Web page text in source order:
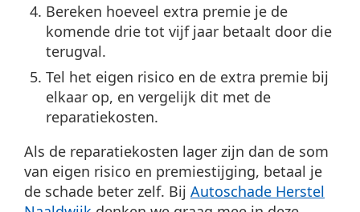
Bereken hoeveel extra premie je de
komende drie tot vijf jaar betaalt door die
terugval.
Tel het eigen risico en de extra premie bij
elkaar op, en vergelijk dit met de
reparatiekosten.
Als de reparatiekosten lager zijn dan de som
van eigen risico en premiestijging, betaal je
de schade beter zelf. Bij Autoschade Herstel